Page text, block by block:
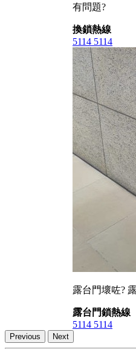
有問題?
換鎖熱線
5114 5114
露台門壞咗?
露台門鎖熱線
5114 5114
Previous Next